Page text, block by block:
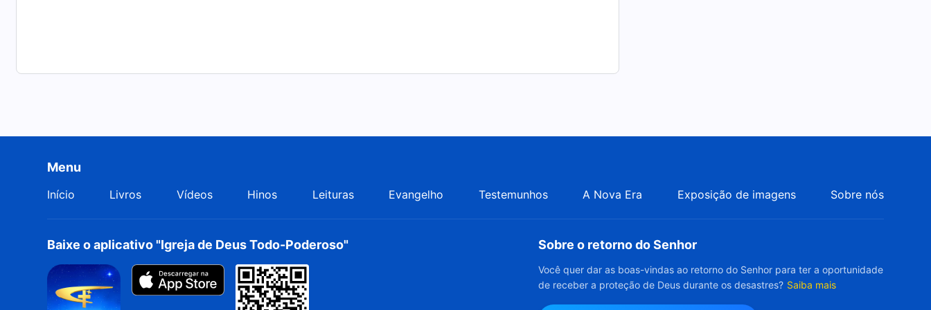
Menu
Início Livros Vídeos Hinos Leituras Evangelho Testemunhos A Nova Era Exposição de imagens Sobre nós
Baixe o aplicativo "Igreja de Deus Todo-Poderoso" Sobre o retorno do Senhor
Você quer dar as boas-vindas ao retorno do Senhor para ter a oportunidade
de receber a proteção de Deus durante os desastres? Saiba mais